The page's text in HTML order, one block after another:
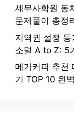
세무사학원 동
문제풀이 총정
지역권 설정
소멸 A to Z: 5
메가커피 추천
기 TOP 10 완